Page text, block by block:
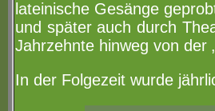
lateinische Gesänge
und später auch durch
Jahrzehnte hinweg von der
In der Folgezeit wurde